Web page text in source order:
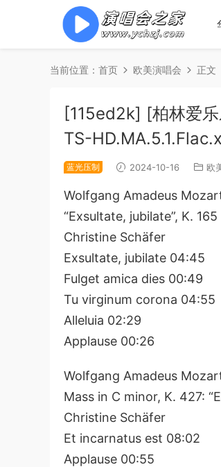
当前位置： 首页 欧美演唱会 正文
[115ed2k] [柏林爱
TS-
蓝光压制 2024-10-16 欧
Wolfgang Amadeus
“Exsultate, jubilate”, K. 165
Christine Schäfer
Exsultate, jubilate 04:45
Fulget amica dies 00:49
Tu virginum corona 04:55
Alleluia 02:29
Applause 00:26
Wolfgang Amadeus
Mass in C minor, K. 427:
Christine Schäfer
Et incarnatus est 08:02
Applause 00:55